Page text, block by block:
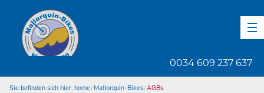
0034 609 237 637
Sie befinden sich hier: home Mallorquin-Bikes AGBs